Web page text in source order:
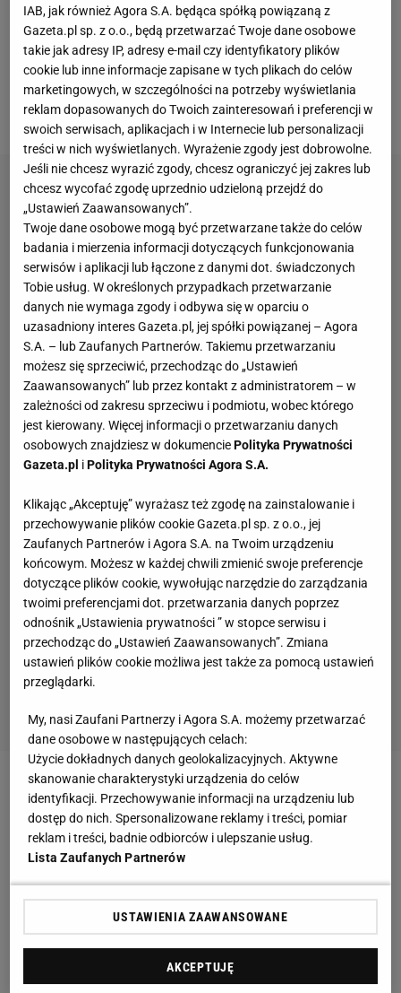
Ostatni raz drużyny te grały ze sobą 12 marca.
Wtedy, tak samo jak dziś w nocy, lepsi byli New York
Rangers, którzy wygrali 3:1. Ale nie wynik tamtego
spotkania był najważniejszy i nie o nim mówiło się
najwięcej.
Zobacz wideo
Jakim golfistą jest Michał Probierz?
Selekcjoner o swoich umiejętnościach
Medialną uwagę skupił na sobie zawodnik Rangers -
Matt Rempe - który w brutalny sposób potraktował
zawodnika New Jersey Devils - Jonasa
Siegenthalera. Rempe potężnie uderzył przeciwnika
łokciem w głowę, za co został zdyskwalifikowany aż
IAB, jak również Agora S.A. będąca spółką powiązaną z
Gazeta.pl sp. z o.o., będą przetwarzać Twoje dane osobowe
takie jak adresy IP, adresy e-mail czy identyfikatory plików
cookie lub inne informacje zapisane w tych plikach do celów
marketingowych, w szczególności na potrzeby wyświetlania
reklam dopasowanych do Twoich zainteresowań i preferencji w
swoich serwisach, aplikacjach i w Internecie lub personalizacji
treści w nich wyświetlanych. Wyrażenie zgody jest dobrowolne.
Jeśli nie chcesz wyrazić zgody, chcesz ograniczyć jej zakres lub
chcesz wycofać zgodę uprzednio udzieloną przejdź do
„Ustawień Zaawansowanych”.
Twoje dane osobowe mogą być przetwarzane także do celów
badania i mierzenia informacji dotyczących funkcjonowania
serwisów i aplikacji lub łączone z danymi dot. świadczonych
Tobie usług. W określonych przypadkach przetwarzanie
danych nie wymaga zgody i odbywa się w oparciu o
uzasadniony interes Gazeta.pl, jej spółki powiązanej – Agora
S.A. – lub Zaufanych Partnerów. Takiemu przetwarzaniu
możesz się sprzeciwić, przechodząc do „Ustawień
Zaawansowanych” lub przez kontakt z administratorem – w
zależności od zakresu sprzeciwu i podmiotu, wobec którego
jest kierowany. Więcej informacji o przetwarzaniu danych
osobowych znajdziesz w dokumenciePolityka Prywatności
Gazeta.pl iPolityka Prywatności Agora S.A.
Klikając „Akceptuję” wyrażasz też zgodę na zainstalowanie i
przechowywanie plików cookie Gazeta.pl sp. z o.o., jej
Zaufanych Partnerów i Agora S.A. na Twoim urządzeniu
końcowym. Możesz w każdej chwili zmienić swoje preferencje
dotyczące plików cookie, wywołując narzędzie do zarządzania
twoimi preferencjami dot. przetwarzania danych poprzez
odnośnik „Ustawienia prywatności ” w stopce serwisu i
przechodząc do „Ustawień Zaawansowanych”. Zmiana
ustawień plików cookie możliwa jest także za pomocą ustawień
przeglądarki.
My, nasi Zaufani Partnerzy i Agora S.A. możemy przetwarzać
dane osobowe w następujących celach:
Użycie dokładnych danych geolokalizacyjnych. Aktywne
skanowanie charakterystyki urządzenia do celów
identyfikacji. Przechowywanie informacji na urządzeniu lub
dostęp do nich. Spersonalizowane reklamy i treści, pomiar
reklam i treści, badnie odbiorców i ulepszanie usług.
Lista Zaufanych Partnerów
USTAWIENIA ZAAWANSOWANE
AKCEPTUJĘ